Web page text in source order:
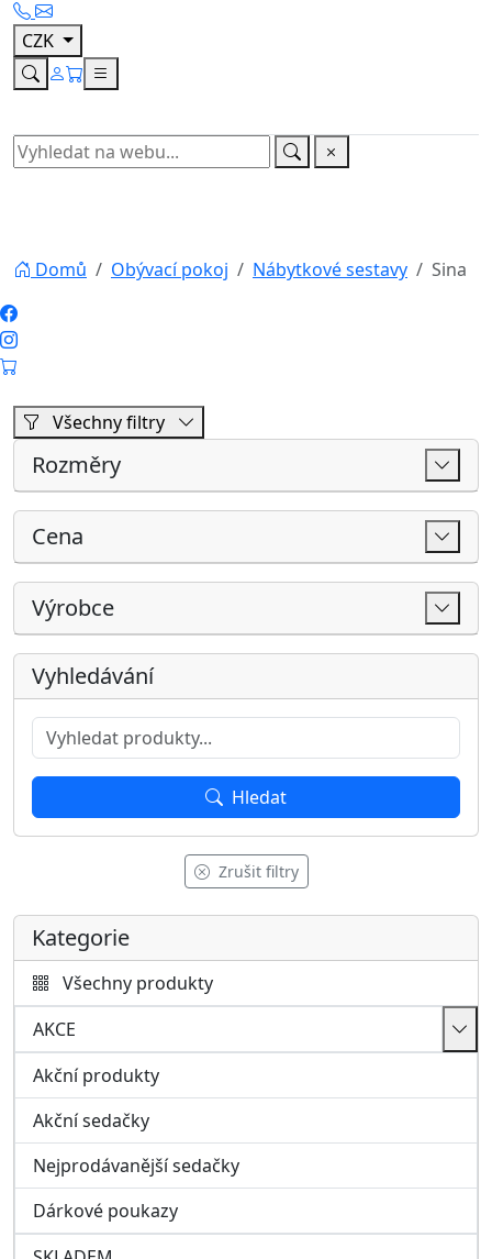
Všechny filtry
Rozměry
Cena
Zrušit filtry
Kategorie
Všechny produkty
Akční produkty
Akční sedačky
Nejprodávanější sedačky
Sedací soupravy
Sedací soupravy
Rohové sedačky
Sedačky do U
Modulové sedací soupravy
Pohovky a křesla
Taburety a ostatní
Kožené sedací soupravy, křesla